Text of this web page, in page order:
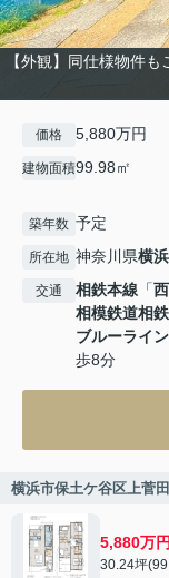
【外観】同仕様物件
価格 5,880万円
建物面積99.98㎡
築年数 予定
所在地 神奈川県横
交通 相鉄本線 「
相模鉄道相
ブルーライン
歩8分
横浜市保土ケ谷区上菅
5,880万円
30.24坪